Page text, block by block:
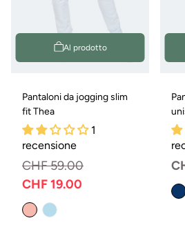
Al prodotto
Pantaloni da jogging slim
fit Thea
1
recensione
Prezzo
normale
CHF 59.00
Prezzo
di
CHF 19.00